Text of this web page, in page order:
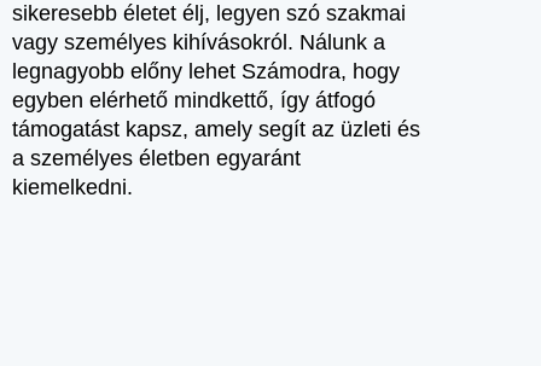
sikeresebb életet élj, legyen szó szakmai
vagy személyes kihívásokról. Nálunk a
legnagyobb előny lehet Számodra, hogy
egyben elérhető mindkettő, így átfogó
támogatást kapsz, amely segít az üzleti és
a személyes életben egyaránt
kiemelkedni.